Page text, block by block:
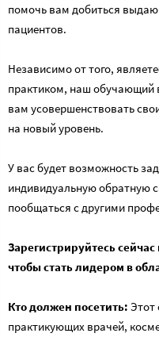
помочь вам добиться
пациентов.
Независимо от того,
практиком, наш обучающий
вам усовершенствовать
на новый уровень.
У вас будет возможность
индивидуальную обратную
пообщаться с другими
Зарегистрируйтесь
чтобы стать лидером в
Кто должен посетить: Этот
практикующих врачей,